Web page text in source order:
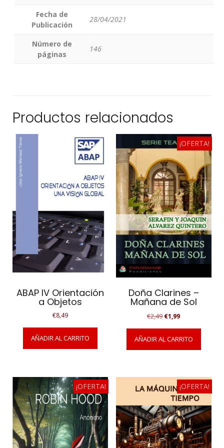
Fecha de
Publicación
28/04/2021
Número de
páginas
146
Productos relacionados
ABAP IV Orientación
a Objetos
€8,49
AÑADIR AL CARRITO
¡OFERTA!
Doña Clarines –
Mañana de Sol
€2,49 El
€1,99El
AÑADIR AL CARRITO
¡OFERTA! ¡OFERTA!